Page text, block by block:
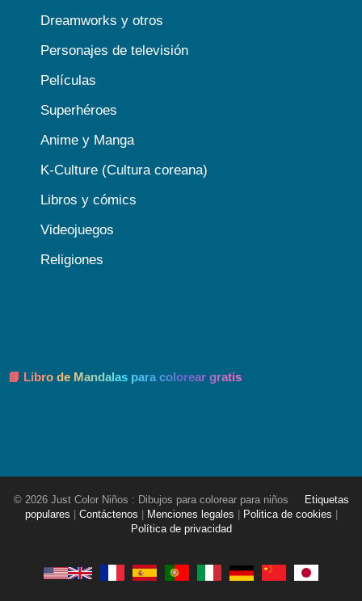
Dreamworks y otros
Personajes de televisión
Películas
Superhéroes
Anime y Manga
K-Culture (Cultura coreana)
Libros y cómics
Videojuegos
Religiones
📘 Libro de Mandalas para colorear gratis
© 2026 Just Color Niños : Dibujos para colorear para niños
Etiquetas
populares
Contáctenos Menciones legales Politica de cookies
Política de privacidad